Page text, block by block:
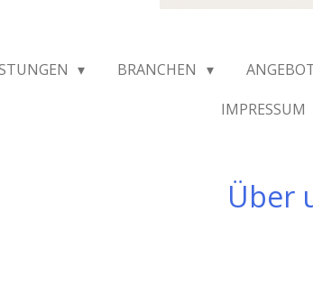
BRANCHEN
IMPRESSUM
Über